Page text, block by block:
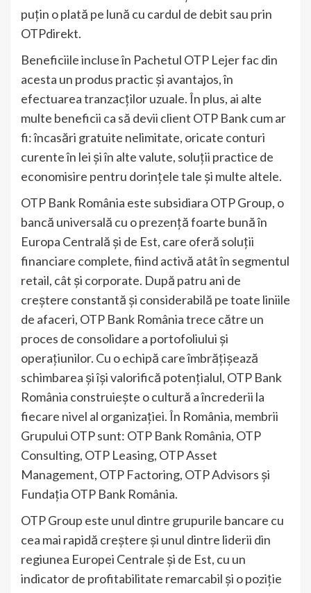
puțin o plată pe lună cu cardul de debit sau prin
OTPdirekt.
Beneficiile incluse în Pachetul OTP Lejer fac din
acesta un produs practic și avantajos, în
efectuarea tranzacților uzuale. În plus, ai alte
multe beneficii ca să devii client OTP Bank cum ar
fi: încasări gratuite nelimitate, oricate conturi
curente în lei și în alte valute, soluții practice de
economisire pentru dorințele tale și multe altele.
OTP Bank România este subsidiara OTP Group, o
bancă universală cu o prezență foarte bună în
Europa Centrală și de Est, care oferă soluții
financiare complete, fiind activă atât în segmentul
retail, cât și corporate. După patru ani de
creștere constantă și considerabilă pe toate liniile
de afaceri, OTP Bank România trece către un
proces de consolidare a portofoliului și
operațiunilor. Cu o echipă care îmbrățișează
schimbarea și își valorifică potențialul, OTP Bank
România construiește o cultură a încrederii la
fiecare nivel al organizației. În România, membrii
Grupului OTP sunt: OTP Bank România, OTP
Consulting, OTP Leasing, OTP Asset
Management, OTP Factoring, OTP Advisors și
Fundația OTP Bank România.
OTP Group este unul dintre grupurile bancare cu
cea mai rapidă creștere și unul dintre liderii din
regiunea Europei Centrale și de Est, cu un
indicator de profitabilitate remarcabil și o poziție